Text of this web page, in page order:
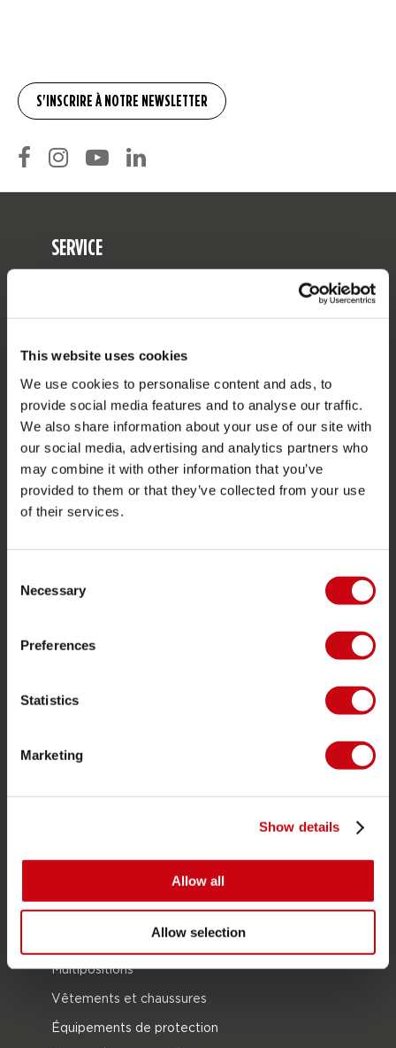
This website uses cookies
We use cookies to personalise content and ads, to
provide social media features and to analyse our traffic.
We also share information about your use of our site with
our social media, advertising and analytics partners who
may combine it with other information that you’ve
provided to them or that they’ve collected from your use
of their services.
Selection
Necessary
Preferences
Statistics
Marketing
Show details
Allow all
Allow selection
SERVICE
Garantie et Réparations
Localisateur de shop
Pièces de rechange
JOBE SPORTS
Devenir revendeur Jobe
CATÉGORIES DE PRODUIT
Bouées Tractées
Gilets de sauvetage
SUP
Ski nautique
Multipositions
Vêtements et chaussures
Équipements de protection